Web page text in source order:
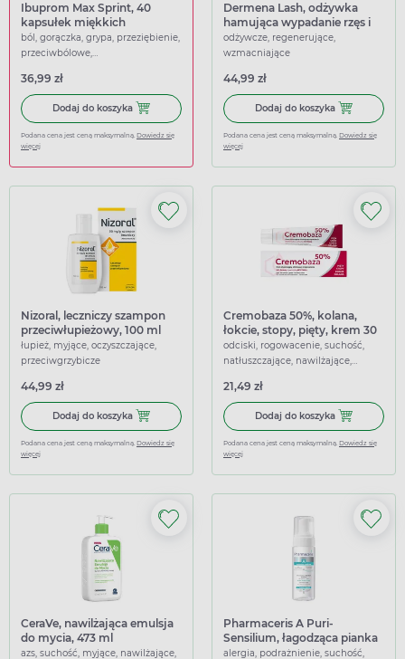
Ibuprom Max Sprint, 40
kapsułek miękkich
ból, gorączka, grypa, przeziębienie,
przeciwbólowe,
36,99 zł
Dodaj do koszyka Dodaj do koszyka Ibuprom Max Sprint, 40 kapsułek
Podana cena jest ceną maksymalną. Dowiedz się
więcej
Dermena Lash, odżywka
hamująca wypadanie rzęs i
brwi
odżywcze, regenerujące,
wzmacniające
44,99 zł
Dodaj do koszyka Dodaj do
Podana cena jest ceną maksymalną. Dowiedz się
więcej
Nizoral, leczniczy szampon
przeciwłupieżowy, 100 ml
łupież, myjące, oczyszczające,
przeciwgrzybicze
44,99 zł
Dodaj do koszyka Dodaj do koszyka Nizoral, leczniczy szampon
Podana cena jest ceną maksymalną. Dowiedz się
więcej
Cremobaza 50%, kolana,
łokcie, stopy, pięty, krem 30
g
odciski, rogowacenie, suchość,
natłuszczające, nawilżające,
21,49 zł
Dodaj do koszyka Dodaj do
Podana cena jest ceną maksymalną. Dowiedz się
więcej
CeraVe, nawilżająca emulsja
do mycia, 473 ml
azs, suchość, myjące, nawilżające,
Pharmaceris A Puri-
Sensilium, łagodząca pianka
myjąca do twarzy i oczu, 150
alergia, podrażnienie, suchość,